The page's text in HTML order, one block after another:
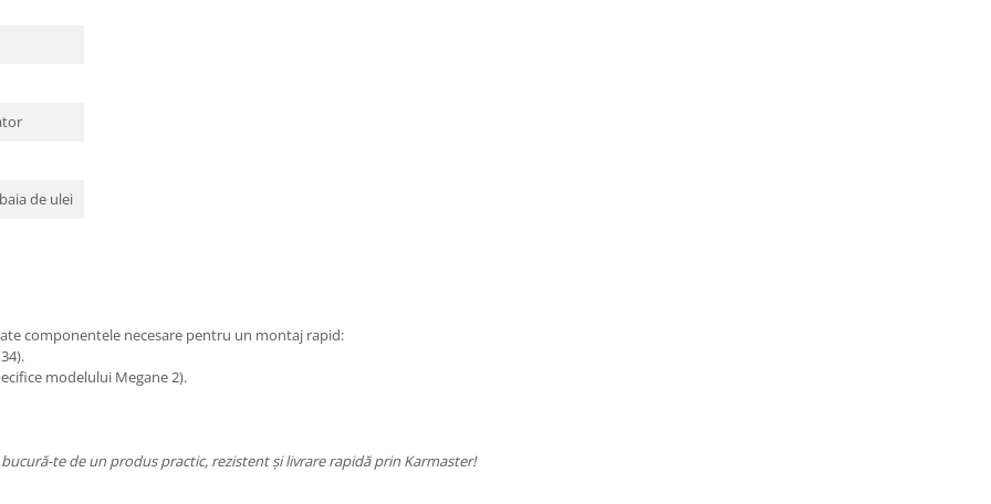
de ulei
componentele necesare pentru un montaj rapid:
modelului Megane 2).
te de un produs practic, rezistent și livrare rapidă prin Karmaster!